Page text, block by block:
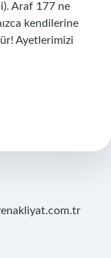
Araf 177 ne
kendilerine
Ayetlerimizi